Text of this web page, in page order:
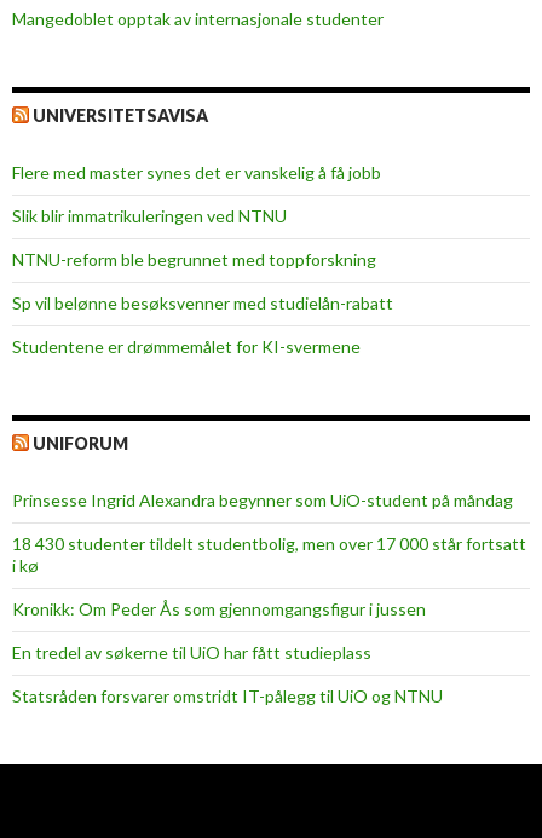
Mangedoblet opptak av internasjonale studenter
UNIVERSITETSAVISA
Flere med master synes det er vanskelig å få jobb
Slik blir immatrikuleringen ved NTNU
NTNU-reform ble begrunnet med toppforskning
Sp vil belønne besøksvenner med studielån-rabatt
Studentene er drømmemålet for KI-svermene
UNIFORUM
Prinsesse Ingrid Alexandra begynner som UiO-student på måndag
18 430 studenter tildelt studentbolig, men over 17 000 står fortsatt
i kø
Kronikk: Om Peder Ås som gjennomgangsfigur i jussen
En tredel av søkerne til UiO har fått studieplass
Statsråden forsvarer omstridt IT-pålegg til UiO og NTNU